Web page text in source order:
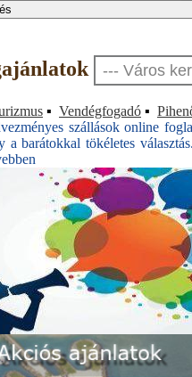
▪ Vendégfogadó ▪
szállások online
barátokkal tökéletes